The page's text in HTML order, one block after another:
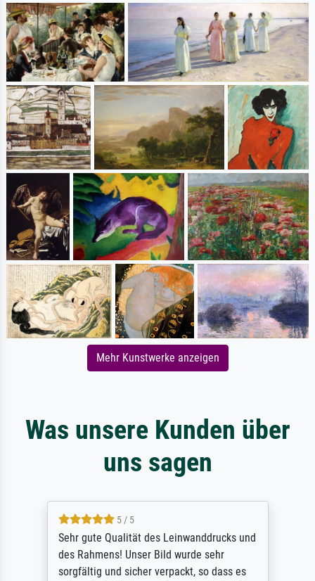
Mehr Kunstwerke anzeigen
Was unsere Kunden über
uns sagen
5 / 5
Sehr gute Qualität des Leinwanddrucks und
des Rahmens! Unser Bild wurde sehr
sorgfältig und sicher verpackt, so dass es